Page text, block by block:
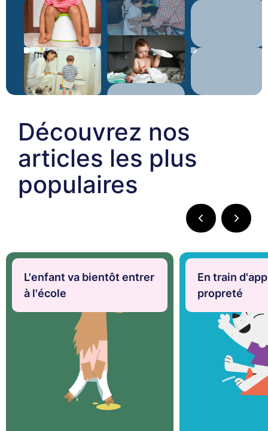
Découvrez nos
articles les plus
populaires
L'enfant va bientôt entrer
à l'école
En train
propreté